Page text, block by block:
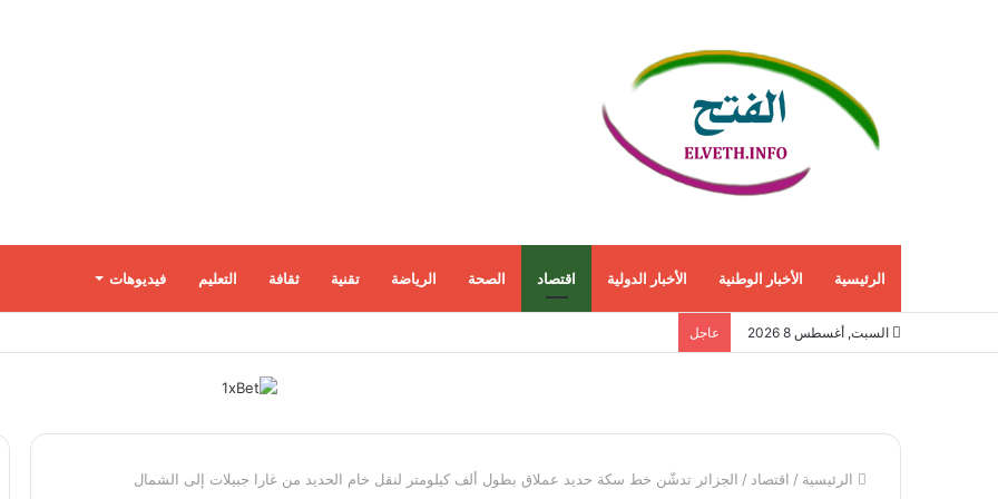
الرئيسية الأخبار الوطنية الأخبار الدولية اقتصاد الصحة الرياضة تقنية ثقافة التعليم فيديوهات
السبت, أغسطس 8 2026 عاجل
الرئيسية / اقتصاد / الجزائر تدشّن خط سكة حديد عملاق بطول ألف كيلومتر لنقل خام الحديد من غارا جبيلات إلى الشمال